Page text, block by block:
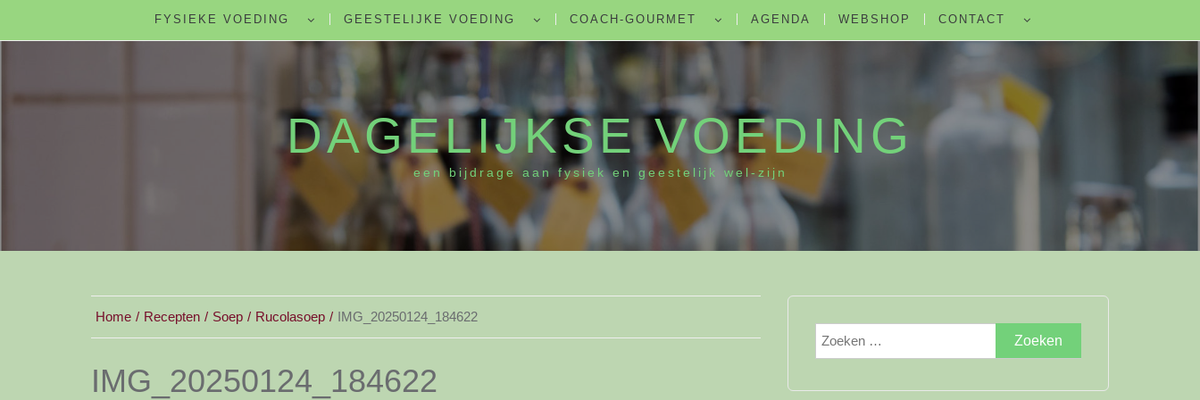
FYSIEKE VOEDING GEESTELIJKE VOEDING COACH-GOURMET AGENDA WEBSHOP CONTACT
DAGELIJKSE VOEDING
een bijdrage aan fysiek en geestelijk wel-zijn
Home Recepten Soep Rucolasoep IMG_20250124_184622
IMG_20250124_184622
Zoeken
naar: